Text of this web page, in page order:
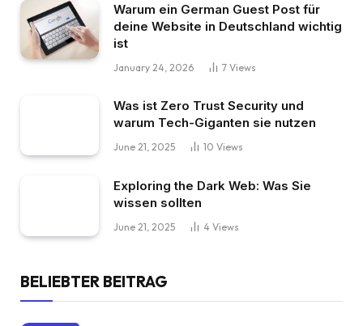
Warum ein German Guest Post für
deine Website in Deutschland wichtig
ist
January 24, 2026 7 Views
Was ist Zero Trust Security und
warum Tech-Giganten sie nutzen
June 21, 2025 10 Views
Exploring the Dark Web: Was Sie
wissen sollten
June 21, 2025 4 Views
BELIEBTER BEITRAG